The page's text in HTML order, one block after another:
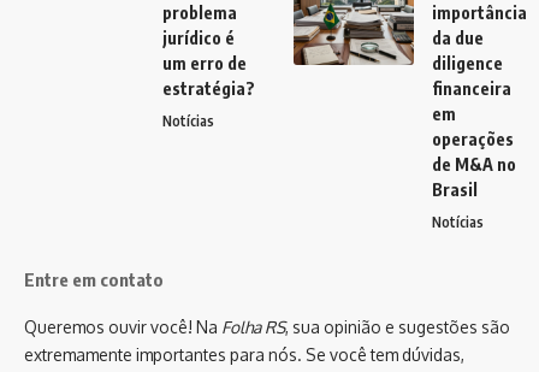
problema
jurídico é
um erro de
estratégia?
Notícias
importância
da due
diligence
financeira
em
operações
de M&A no
Brasil
Notícias
Entre em contato
Queremos ouvir você! Na Folha RS, sua opinião e sugestões são
extremamente importantes para nós. Se você tem dúvidas,